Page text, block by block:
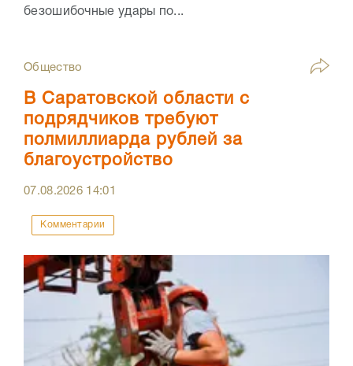
безошибочные удары по...
Общество
В Саратовской области с
подрядчиков требуют
полмиллиарда рублей за
благоустройство
07.08.2026 14:01
Комментарии